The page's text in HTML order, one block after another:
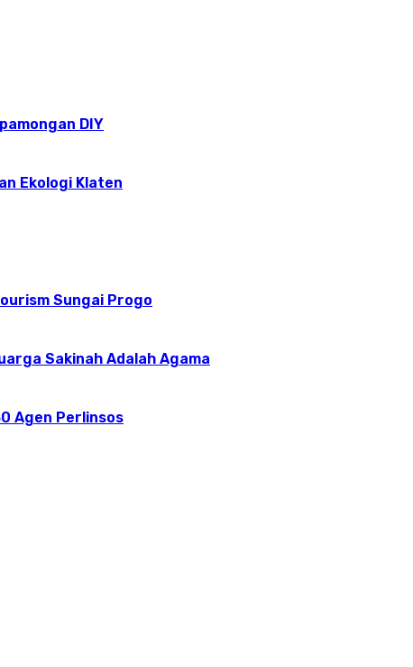
DIY
Ekologi Klaten
Sungai Progo
Sakinah Adalah Agama
Agen Perlinsos